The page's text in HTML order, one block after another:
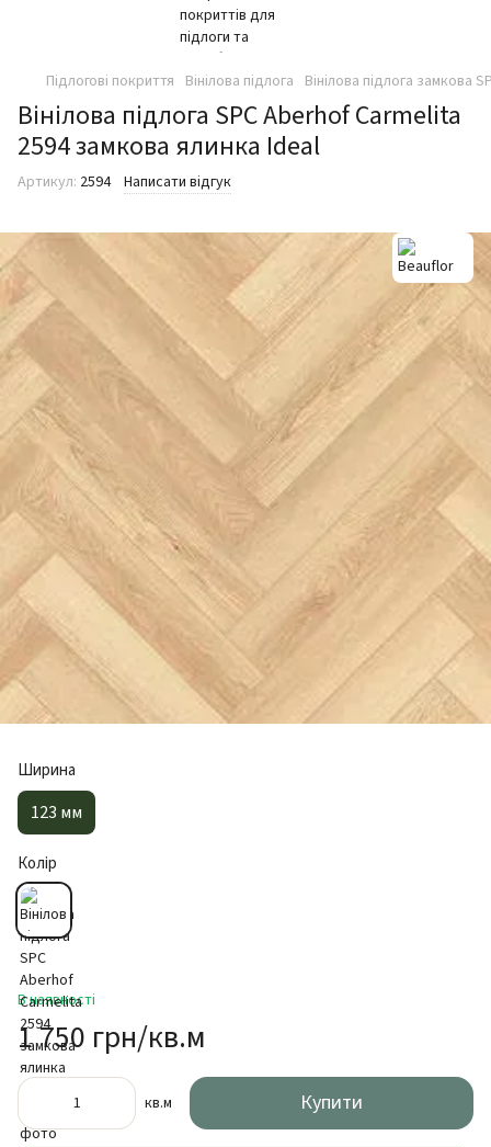
Підлогові покриття Вінілова підлога Вінілова підлога замкова
Вінілова підлога SPC Aberhof Carmelita
2594 замкова ялинка Ideal
Артикул: 2594 Написати відгук
Ширина
123 мм
Колір
В наявності
1 750 грн/кв.м
кв.м Купити